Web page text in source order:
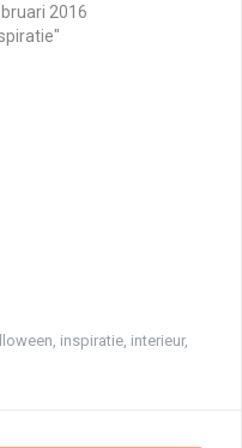
2016
, inspiratie, interieur,